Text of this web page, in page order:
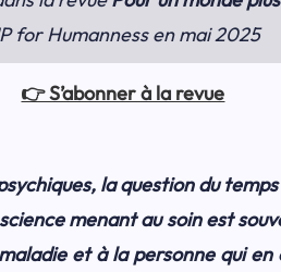
for Humanness en mai 2025
👉 S’abonner à la revue
la question du
menant au soin est
et à la personne qui